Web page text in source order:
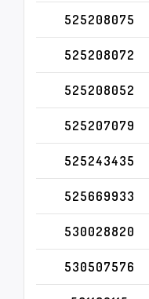
525208075
525208072
525208052
525207079
525243435
525669933
530028820
530507576